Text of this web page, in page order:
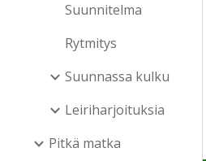
Suunnitelma
Rytmitys
Suunnassa kulku
Leiriharjoituksia
Pitkä matka